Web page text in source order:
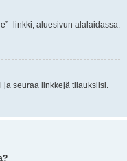
-linkki, aluesivun alalaidassa.
ja seuraa linkkejä tilauksiisi.